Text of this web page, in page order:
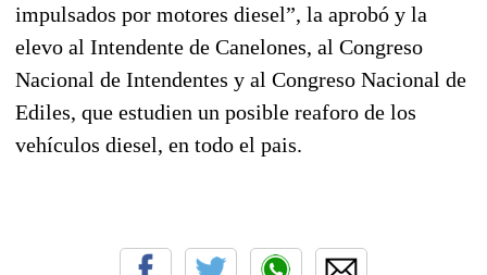
impulsados por motores diesel”, la aprobó y la
elevo al Intendente de Canelones, al Congreso
Nacional de Intendentes y al Congreso Nacional de
Ediles, que estudien un posible reaforo de los
vehículos diesel, en todo el pais.